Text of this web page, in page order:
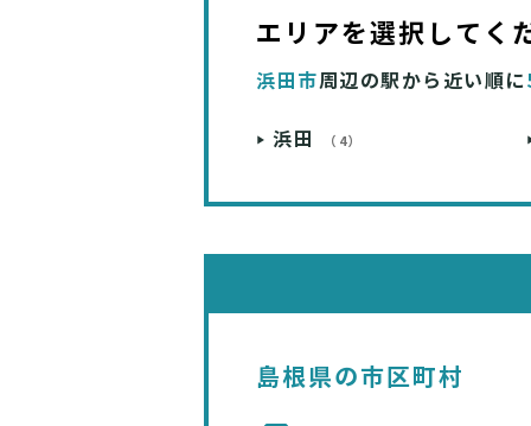
エリアを選択してく
浜田市周辺の駅から近い順に
浜田 （4）
島根県の市区町村